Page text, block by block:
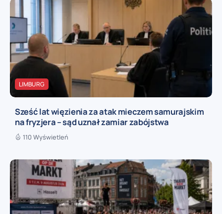
LIMBURG
Sześć lat więzienia za atak mieczem samurajskim
na fryzjera – sąd uznał zamiar zabójstwa
110 Wyświetleń